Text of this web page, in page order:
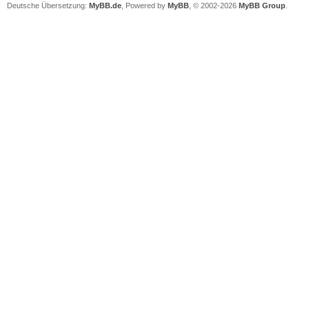
Deutsche Übersetzung: MyBB.de , Powered by MyBB , © 2002-2026 MyBB Group